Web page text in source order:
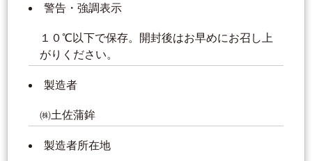
警告・強調表示
１０℃以下で保存。開封後はお早めにお召し上
がりください。
製造者
㈱土佐蒲鉾
製造者所在地